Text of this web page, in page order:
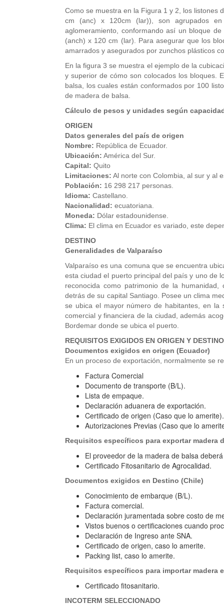
Como se muestra en la Figura 1 y 2, los listones
cm (anc) x 120cm (lar)), son agrupados
aglomeramiento, conformando así un bloque
(anch) x 120 cm (lar). Para asegurar que los
amarrados y asegurados por zunchos plásticos
En la figura 3 se muestra el ejemplo de la
y superior de cómo son colocados los bloques.
balsa, los cuales están conformados por 100
de madera de balsa.
Cálculo de pesos y unidades según
ORIGEN
Datos generales del país de origen
Nombre: República de Ecuador.
Ubicación: América del Sur.
Capital: Quito
Limitaciones: Al norte con Colombia, al sur y al
Población: 16 298 217 personas.
Idioma: Castellano.
Nacionalidad: ecuatoriana.
Moneda: Dólar estadounidense.
Clima: El clima en Ecuador es variado, este
DESTINO
Generalidades de Valparaíso
Valparaíso es una comuna que se encuentra
esta ciudad el puerto principal del país y uno de
reconocida como patrimonio de la
detrás de su capital Santiago. Posee un clima
se ubica el mayor número de habitantes, en la
comercial y financiera de la ciudad, además
Bordemar donde se ubica el puerto.
REQUISITOS EXIGIDOS EN ORIGEN Y DESTINO
Documentos exigidos en origen (Ecuador)
En un proceso de exportación, normalmente se
Factura Comercial
Documento de transporte (B/L).
Lista de empaque.
Declaración aduanera de exportación.
Certificado de origen (Caso que lo amerite).
Autorizaciones Previas (Caso que lo
Requisitos específicos para exportar madera
El proveedor de la madera de balsa
Certificado Fitosanitario de Agrocalidad.
Documentos exigidos en Destino (Chile)
Conocimiento de embarque (B/L).
Factura comercial.
Declaración juramentada sobre costo de
Vistos buenos o certificaciones cuando
Declaración de Ingreso ante SNA.
Certificado de origen, caso lo amerite.
Packing list, caso lo amerite.
Requisitos específicos para importar madera
Certificado fitosanitario.
INCOTERM SELECCIONADO